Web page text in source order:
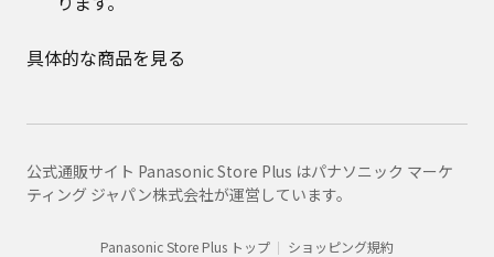
具体的な商品を見る
公式通販サイト Panasonic Store Plus はパナソニック マーケ
ティング ジャパン株式会社が運営しています。
Panasonic Store Plus トップ
ショッピング規約